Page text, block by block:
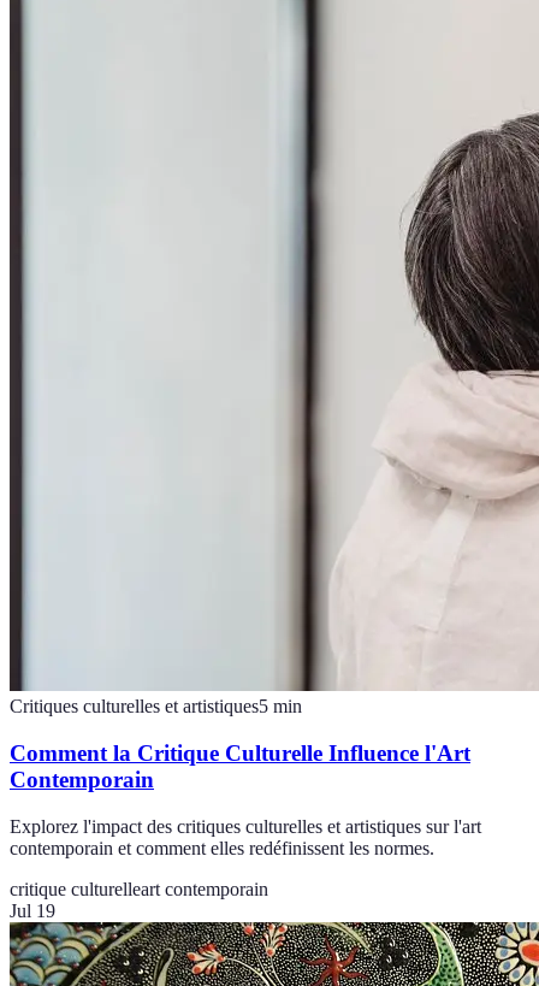
Critiques culturelles et artistiques5 min
Comment la Critique Culturelle Influence l'Art
Contemporain
Explorez l'impact des critiques culturelles et artistiques sur l'art
contemporain et comment elles redéfinissent les normes.
critique culturelleart contemporain
Jul 19